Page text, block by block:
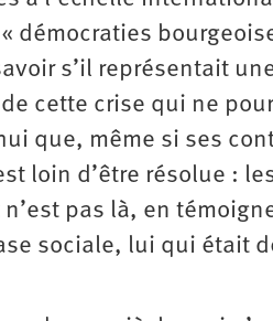
démocraties
s’il représentait
cette crise qui ne
que, même si ses
loin d’être résolue :
pas là, en
sociale, lui qui était